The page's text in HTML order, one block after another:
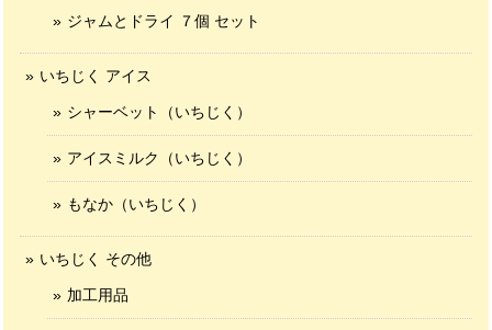
ジャムとドライ ７個 セット
いちじく アイス
シャーベット（いちじく）
アイスミルク（いちじく）
もなか（いちじく）
いちじく その他
加工用品